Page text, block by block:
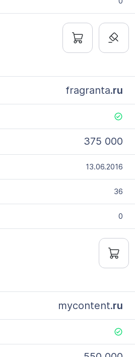
fragranta.ru
375 000
13.06.2016
36
0
mycontent.ru